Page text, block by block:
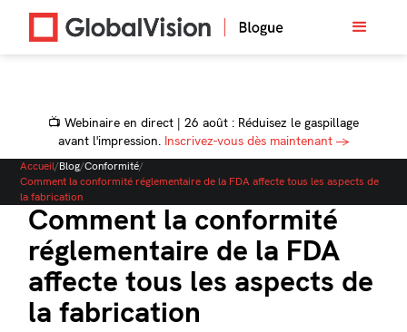
📺 Webinaire en direct | 26 août : Réduisez le gaspillage
avant l'impression. Inscrivez-vous dès maintenant →
Accueil/Blog/Conformité/
Comment la conformité réglementaire de la FDA affecte tous les aspects de
la fabrication
Comment la conformité
réglementaire de la FDA
affecte tous les aspects de
la fabrication